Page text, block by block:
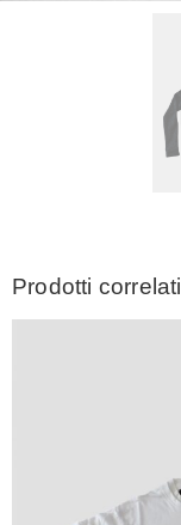
Prodotti correlati